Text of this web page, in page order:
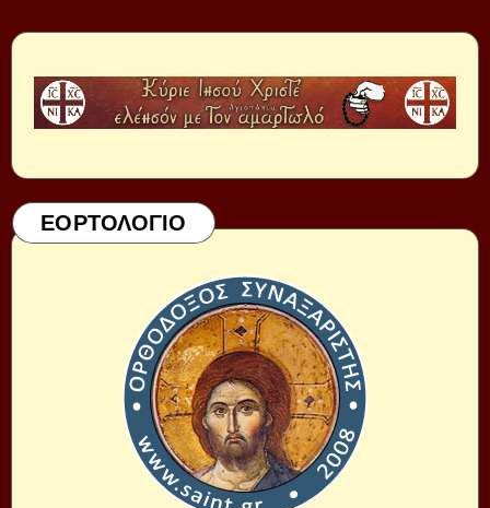
ΕΟΡΤΟΛΟΓΙΟ